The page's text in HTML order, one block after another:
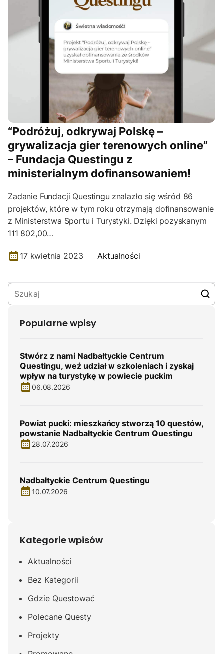
“Podróżuj, odkrywaj Polskę –
grywalizacja gier terenowych online”
– Fundacja Questingu z
ministerialnym dofinansowaniem!
Zadanie Fundacji Questingu znalazło się wśród 86
projektów, które w tym roku otrzymają dofinansowanie
z Ministerstwa Sportu i Turystyki. Dzięki pozyskanym
111 802,00…
17 kwietnia 2023 Aktualności
Popularne wpisy
Stwórz z nami Nadbałtyckie Centrum
Questingu, weź udział w szkoleniach i zyskaj
wpływ na turystykę w powiecie puckim
06.08.2026
Powiat pucki: mieszkańcy stworzą 10 questów,
powstanie Nadbałtyckie Centrum Questingu
28.07.2026
Nadbałtyckie Centrum Questingu
10.07.2026
Kategorie wpisów
Aktualności
Bez Kategorii
Gdzie Questować
Polecane Questy
Projekty